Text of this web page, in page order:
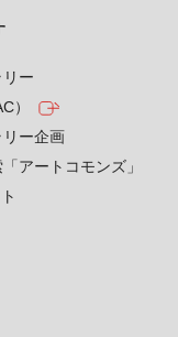
ー
）
ー企画
アートコモンズ」